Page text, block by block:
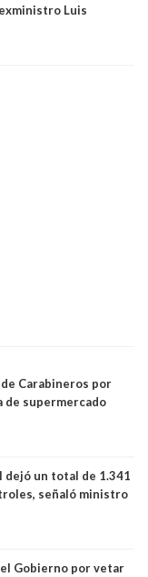
Luis
Carabineros por
de supermercado
dejó un total de 1.341
señaló ministro
Gobierno por vetar